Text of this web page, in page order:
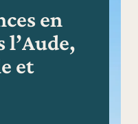
en
et